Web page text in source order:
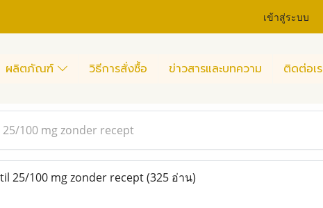
เข้าสู่ระบบ
ผลิตภัณฑ์ วิธีการสั่งซื้อ ข่าวสารและบทความ ติดต่อเ
100 mg zonder recept
25/100 mg zonder recept(325 อ่าน)